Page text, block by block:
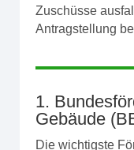
Zuschüsse
Antragstellung
1.
Gebäude
Die wichtigste